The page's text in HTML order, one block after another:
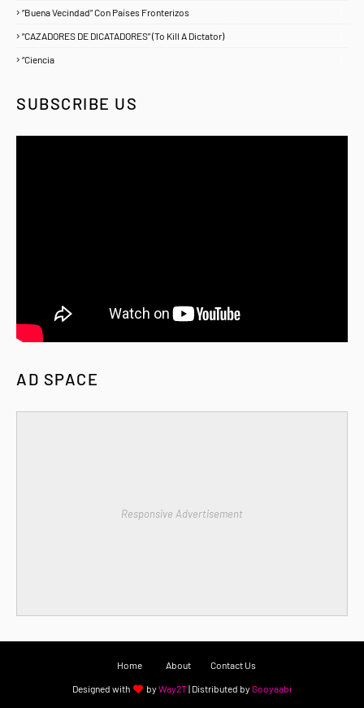
“Buena Vecindad” Con Países Fronterizos
“CAZADORES DE DICATADORES” (To Kill A Dictator)
“Ciencia
SUBSCRIBE US
AD SPACE
Responsive Advertisement
Home About Contact Us
Designed with by Way2T| Distributed by Gooyaabi